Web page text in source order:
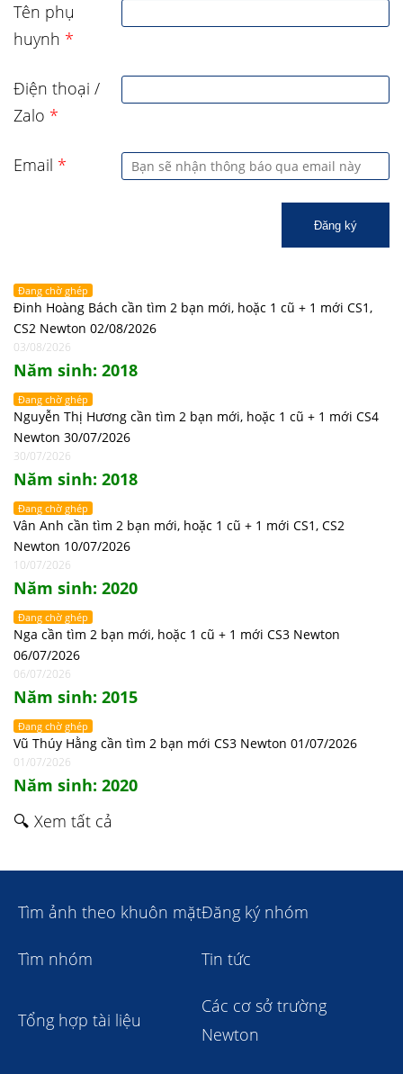
Tên phụ
huynh *
Điện thoại /
Zalo *
Email *
Đăng ký
Đang chờ ghép
Đinh Hoàng Bách cần tìm 2 bạn mới, hoặc 1 cũ + 1 mới CS1,
CS2 Newton 02/08/2026
03/08/2026
Năm sinh: 2018
Đang chờ ghép
Nguyễn Thị Hương cần tìm 2 bạn mới, hoặc 1 cũ + 1 mới CS4
Newton 30/07/2026
30/07/2026
Năm sinh: 2018
Đang chờ ghép
Vân Anh cần tìm 2 bạn mới, hoặc 1 cũ + 1 mới CS1, CS2
Newton 10/07/2026
10/07/2026
Năm sinh: 2020
Đang chờ ghép
Nga cần tìm 2 bạn mới, hoặc 1 cũ + 1 mới CS3 Newton
06/07/2026
06/07/2026
Năm sinh: 2015
Đang chờ ghép
Vũ Thúy Hằng cần tìm 2 bạn mới CS3 Newton 01/07/2026
01/07/2026
Năm sinh: 2020
🔍 Xem tất cả
Tìm ảnh theo khuôn mặtĐăng ký nhóm
Tìm nhóm Tin tức
Tổng hợp tài liệu
Các cơ sở trường
Newton